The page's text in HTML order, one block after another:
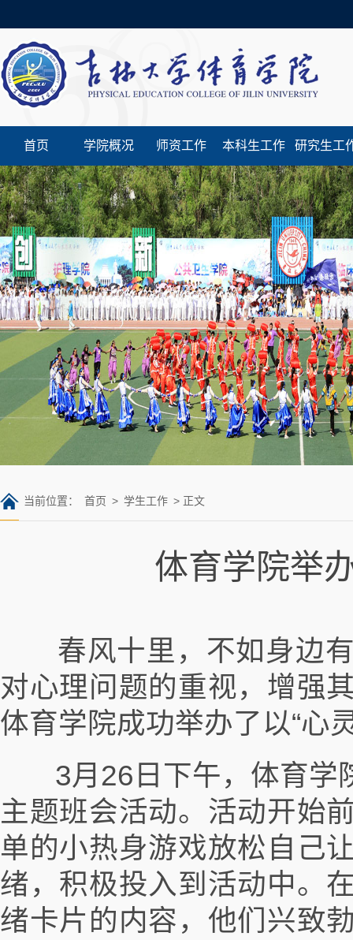
首页 学院概况 师资工作 本科生工作 研究生工
当前位置： 首页 > 学生工作 > 正文
体育学院举
春风十里，不如身边
对心理问题的重视，增强
体育学院成功举办了以“心
3月26日下午，体育学
主题班会活动。活动开始
单的小热身游戏放松自己
绪，积极投入到活动中。
绪卡片的内容，他们兴致